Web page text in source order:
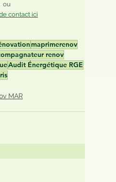
ou
contact ici
maprimerenov
renov
Audit Énergétique RGE
MAR